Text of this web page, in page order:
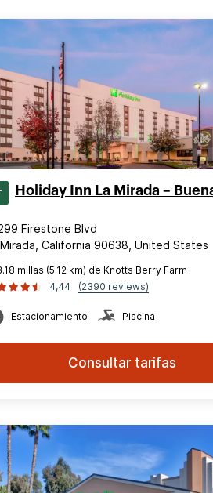
Holiday Inn La Mirada –
Firestone Blvd
California 90638, United States
millas (5.12 km) de Knotts Berry Farm
4,44
(2390 reviews)
Estacionamiento Piscina
Consultar tarifas